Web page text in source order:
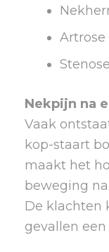
Nekpijn na
Vaak
kop-staart
maakt het
beweging
De klachten
gevallen